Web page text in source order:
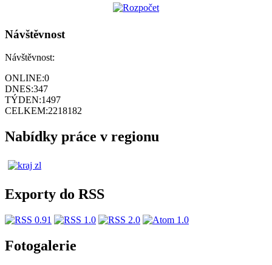
Návštěvnost
Návštěvnost:
ONLINE:0
DNES:347
TÝDEN:1497
CELKEM:2218182
Nabídky práce v regionu
Exporty do RSS
Fotogalerie